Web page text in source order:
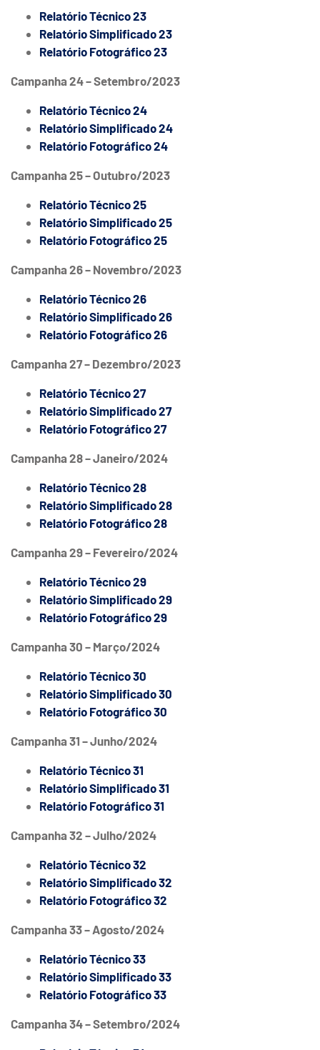
Relatório Técnico 23
Relatório Simplificado 23
Relatório Fotográfico23
Campanha 24 – Setembro/2023
Relatório Técnico 24
Relatório Simplificado 24
Relatório Fotográfico24
Campanha 25 – Outubro/2023
Relatório Técnico 25
Relatório Simplificado 25
Relatório Fotográfico25
Campanha 26 – Novembro/2023
Relatório Técnico 26
Relatório Simplificado 26
Relatório Fotográfico 26
Campanha 27 – Dezembro/2023
Relatório Técnico 27
Relatório Simplificado 27
Relatório Fotográfico 27
Campanha 28 – Janeiro/2024
Relatório Técnico 28
Relatório Simplificado 28
Relatório Fotográfico 28
Campanha 29 – Fevereiro/2024
Relatório Técnico 29
Relatório Simplificado 29
Relatório Fotográfico 29
Campanha 30 – Março/2024
Relatório Técnico 30
Relatório Simplificado 30
Relatório Fotográfico 30
Campanha 31 – Junho/2024
Relatório Técnico 31
Relatório Simplificado 31
Relatório Fotográfico 31
Campanha 32 – Julho/2024
Relatório Técnico 32
Relatório Simplificado 32
Relatório Fotográfico 32
Campanha 33 – Agosto/2024
Relatório Técnico 33
Relatório Simplificado 33
Relatório Fotográfico 33
Campanha 34 – Setembro/2024